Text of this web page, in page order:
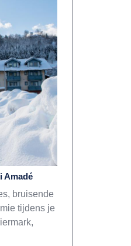
Amadé
bruisende
tijdens je